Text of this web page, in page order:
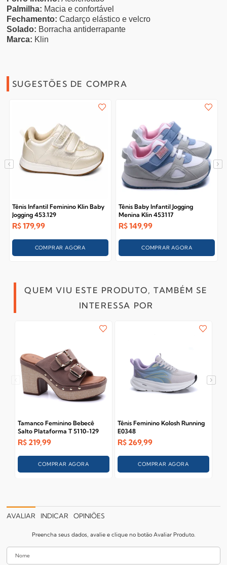
Palmilha: Macia e confortável
Fechamento: Cadarço elástico e velcro
Solado: Borracha antiderrapante
Marca: Klin
SUGESTÕES DE COMPRA
Tênis Infantil Feminino Klin Baby
Jogging 453.129
R$179,99
COMPRAR AGORA
Tênis Baby Infantil Jogging
Menina Klin 453117
R$149,99
COMPRAR AGORA
QUEM VIU ESTE PRODUTO, TAMBÉM SE
INTERESSA POR
Tamanco Feminino Bebecê
Salto Plataforma T 5110-129
R$ 219,99
COMPRAR AGORA
Tênis Feminino Kolosh Running
E0348
R$ 269,99
COMPRAR AGORA
AVALIAR INDICAR OPINIÕES
Preencha seus dados, avalie e clique no botão Avaliar Produto.